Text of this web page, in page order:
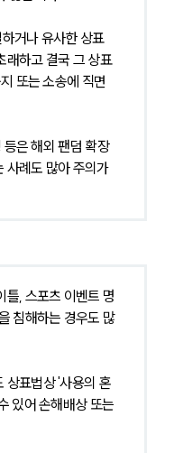
거나 유사한 상표
래하고 결국 그 상표
또는 소송에 직면
은 해외 팬덤 확장
사례도 많아 주의가
틀, 스포츠 이벤트 명
침해하는 경우도 많
상표법상 '사용의 혼
있어 손해배상 또는